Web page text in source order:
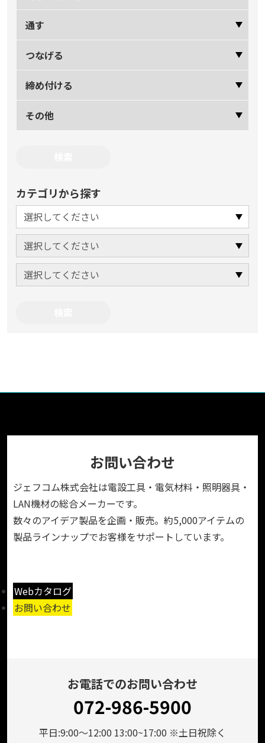
通す
つなげる
締め付ける
その他
カテゴリから探す
お問い合わせ
ジェフコム株式会社は電設工具・電気材料・照明器具・
LAN機材の総合メーカーです。
数々のアイデア製品を企画・販売。約5,000アイテムの
製品ラインナップでお客様をサポートしています。
Webカタログ
お問い合わせ
お電話でのお問い合わせ
072-986-5900
平日:9:00～12:00 13:00~17:00 ※土日祝除く